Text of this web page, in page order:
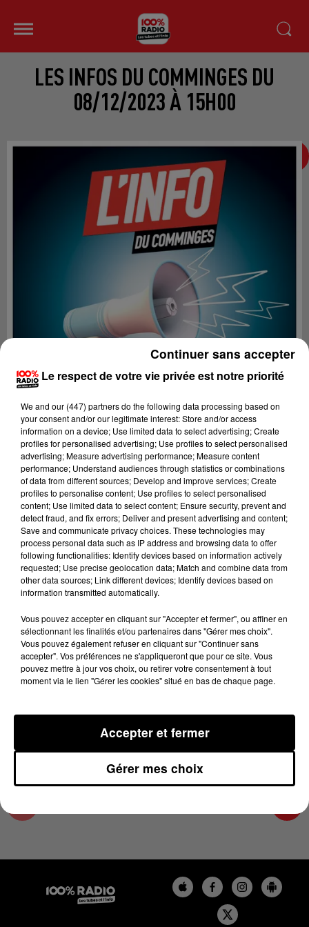
LES INFOS DU COMMINGES DU
08/12/2023 À 15H00
Lecture (2 min 24 sec)
100%
100% Radio les infos du Comminges
8 décembre 2023 - 2 min 24 sec
LES INFOS DU COMMINGES DU 08/12/2023 À
15H00
Podcast infos du Comminges
Le respect de votre vie privée est notre priorité
We and our (447) partnersdo the following data processing based on
your consent and/or our legitimate interest: Store and/or access
information on a device; Use limited data to select advertising; Create
profiles for personalised advertising; Use profiles to select personalised
advertising; Measure advertising performance; Measure content
performance; Understand audiences through statistics or combinations
of data from different sources; Develop and improve services; Create
profiles to personalise content; Use profiles to select personalised
content; Use limited data to select content; Ensure security, prevent and
detect fraud, and fix errors; Deliver and present advertising and content;
Save and communicate privacy choices. These technologies may
process personal data such as IP address and browsing data to offer
following functionalities: Identify devices based on information actively
requested; Use precise geolocation data; Match and combine data from
other data sources; Link different devices; Identify devices based on
information transmitted automatically.
Vous pouvez accepter en cliquant sur "Accepter et fermer", ou affiner en
sélectionnant les finalités et/ou partenaires dans "Gérer mes choix".
Vous pouvez également refuser en cliquant sur "Continuer sans
accepter". Vos préférences ne s'appliqueront que pour ce site. Vous
pouvez mettre à jour vos choix, ou retirer votre consentement à tout
moment via le lien "Gérer les cookies" situé en bas de chaque page.
Gérer mes choix
Accepter et fermer
Continuer sans accepter